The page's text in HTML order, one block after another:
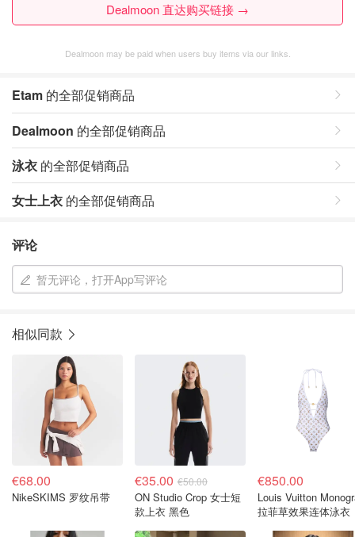
Dealmoon 直达购买链接 →
Dealmoon may be paid when users buy items via our links.
Etam 的全部促销商品
Dealmoon 的全部促销商品
泳衣 的全部促销商品
女士上衣 的全部促销商品
评论
暂无评论，打开App写评论
相似同款
€68.00
NikeSKIMS 罗纹吊带
€35.00 €50.00
ON Studio Crop 女士短
款上衣 黑色
€850.00
Louis Vuitton
拉菲草效果连体泳衣